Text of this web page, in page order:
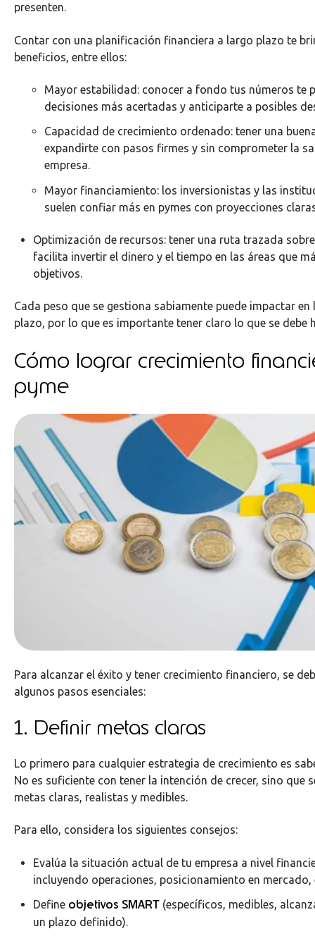
presenten.
Contar con una planificación financiera a largo plazo te
beneficios, entre ellos:
Mayor estabilidad: conocer a fondo tus números te
decisiones más acertadas y anticiparte a posibles
Capacidad de crecimiento ordenado: tener una
expandirte con pasos firmes y sin comprometer la
empresa.
Mayor financiamiento: los inversionistas y las
suelen confiar más en pymes con proyecciones
Optimización de recursos: tener una ruta trazada
facilita invertir el dinero y el tiempo en las áreas que
objetivos.
Cada peso que se gestiona sabiamente puede impactar
plazo, por lo que es importante tener claro lo que se debe
Cómo lograr crecimiento
pyme
Para alcanzar el éxito y tener crecimiento financiero, se
algunos pasos esenciales:
1. Definir metas claras
Lo primero para cualquier estrategia de crecimiento es
No es suficiente con tener la intención de crecer, sino que
metas claras, realistas y medibles.
Para ello, considera los siguientes consejos:
Evalúa la situación actual de tu empresa a nivel
incluyendo operaciones, posicionamiento en mercado,
Define objetivos SMART (específicos, medibles,
un plazo definido).